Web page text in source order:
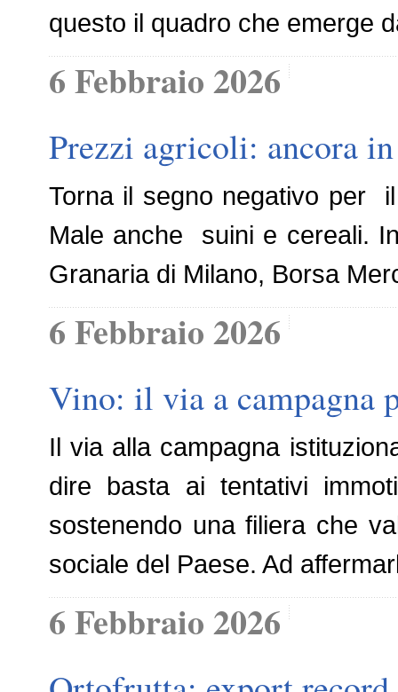
questo il quadro che emerge
6 Febbraio 2026
Prezzi agricoli: ancora
Torna il segno negativo per
Male anche suini e cereali.
Granaria di Milano, Borsa
6 Febbraio 2026
Vino: il via a campagna
Il via alla campagna
dire basta ai tentativi
sostenendo una filiera che
sociale del Paese. Ad
6 Febbraio 2026